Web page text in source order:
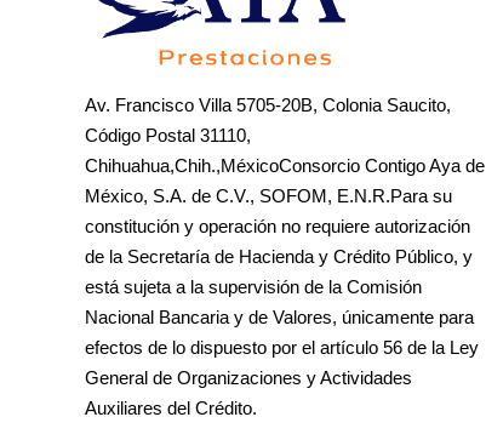
Av. Francisco Villa 5705-20B, Colonia Saucito,
Código Postal 31110,
Chihuahua,Chih.,MéxicoConsorcio Contigo Aya de
México, S.A. de C.V., SOFOM, E.N.R.Para su
constitución y operación no requiere autorización
de la Secretaría de Hacienda y Crédito Público, y
está sujeta a la supervisión de la Comisión
Nacional Bancaria y de Valores, únicamente para
efectos de lo dispuesto por el artículo 56 de la Ley
General de Organizaciones y Actividades
Auxiliares del Crédito.